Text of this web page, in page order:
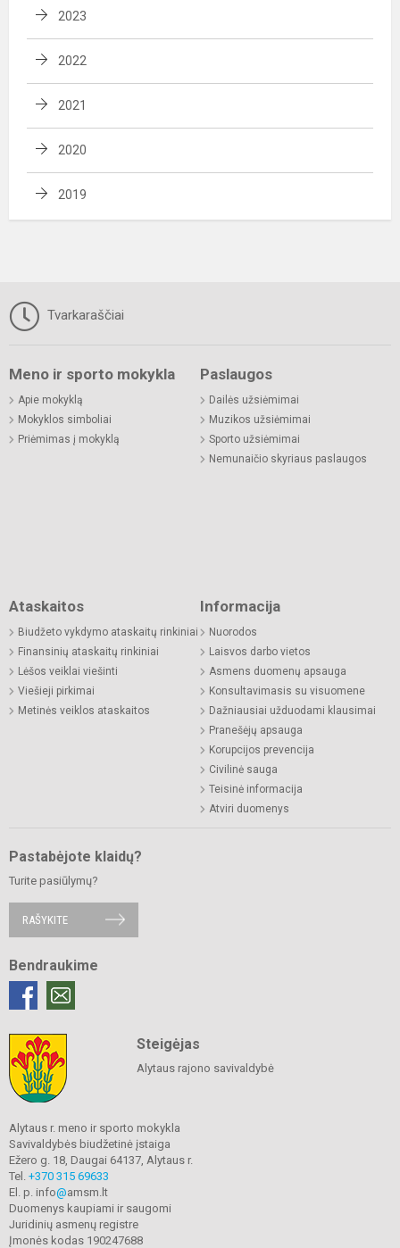
2023
2022
2021
2020
2019
Tvarkaraščiai
Meno ir sporto mokykla
Apie mokyklą
Mokyklos simboliai
Priėmimas į mokyklą
Paslaugos
Dailės užsiėmimai
Muzikos užsiėmimai
Sporto užsiėmimai
Nemunaičio skyriaus paslaugos
Ataskaitos
Biudžeto vykdymo ataskaitų rinkiniai
Finansinių ataskaitų rinkiniai
Lėšos veiklai viešinti
Viešieji pirkimai
Metinės veiklos ataskaitos
Informacija
Nuorodos
Laisvos darbo vietos
Asmens duomenų apsauga
Konsultavimasis su visuomene
Dažniausiai užduodami klausimai
Pranešėjų apsauga
Korupcijos prevencija
Civilinė sauga
Teisinė informacija
Atviri duomenys
Pastabėjote klaidų?
Turite pasiūlymų?
RAŠYKITE
Bendraukime
Steigėjas
Alytaus rajono savivaldybė
Alytaus r. meno ir sporto mokykla
Savivaldybės biudžetinė įstaiga
Ežero g. 18, Daugai 64137, Alytaus r.
Tel. +370 315 69633
El. p. info@amsm.lt
Duomenys kaupiami ir saugomi
Juridinių asmenų registre
Įmonės kodas 190247688